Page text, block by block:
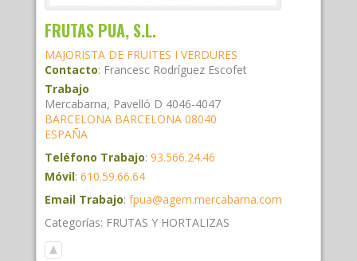
FRUTAS PUA, S.L.
MAJORISTA DE FRUITES I VERDURES
Contacto: Francesc Rodríguez Escofet
Trabajo
Mercabarna, Pavelló D 4046-4047
BARCELONA BARCELONA 08040
ESPAÑA
Teléfono Trabajo: 93.566.24.46
Móvil: 610.59.66.64
Email Trabajo: fpua@agem.mercabarna.com
Categorías: FRUTAS Y HORTALIZAS